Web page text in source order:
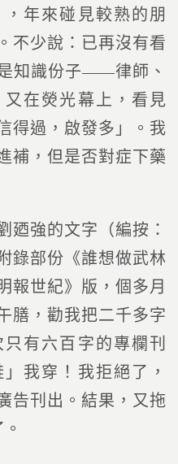
年來碰見較熟的朋
不少說：已再沒有看
知識份子——律師、
在熒光幕上，看見
得過，啟發多」。我
補，但是否對症下藥
強的文字（編按：
錄部份《誰想做武林
報世紀》版，個多月
膳，勸我把二千多字
有六百字的專欄刊
我穿！我拒絕了，
告刊出。結果，又拖